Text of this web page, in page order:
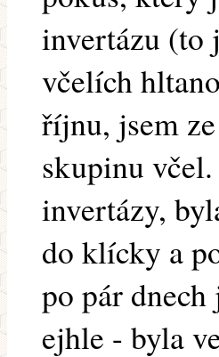
invertázu (to
včelích
říjnu, jsem
skupinu
invertázy,
do klícky a
po pár
ejhle - byla